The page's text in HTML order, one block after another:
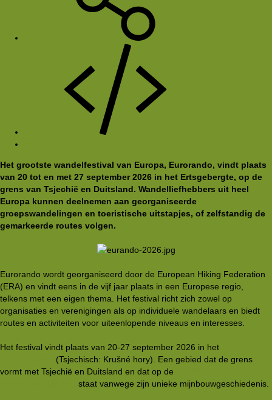
Het grootste wandelfestival van Europa, Eurorando, vindt plaats
van 20 tot en met 27 september 2026 in het Ertsgebergte, op de
grens van Tsjechië en Duitsland. Wandelliefhebbers uit heel
Europa kunnen deelnemen aan georganiseerde
groepswandelingen en toeristische uitstapjes, of zelfstandig de
gemarkeerde routes volgen.
Eurorando wordt georganiseerd door de European Hiking Federation
(ERA) en vindt eens in de vijf jaar plaats in een Europese regio,
telkens met een eigen thema. Het festival richt zich zowel op
organisaties en verenigingen als op individuele wandelaars en biedt
routes en activiteiten voor uiteenlopende niveaus en interesses.
Het festival vindt plaats van 20-27 september 2026 in het
(Tsjechisch: Krušné hory). Een gebied dat de grens
vormt met Tsjechië en Duitsland en dat op de
staat vanwege zijn unieke mijnbouwgeschiedenis.